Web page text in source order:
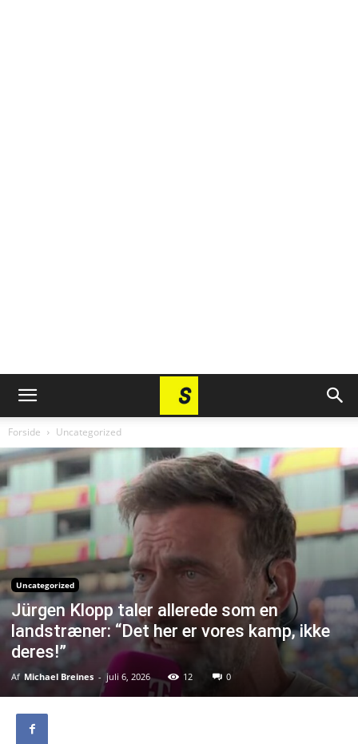
Forside Uncategorized
Uncategorized
Jürgen Klopp taler allerede som en
landstræner: “Det her er vores kamp, ikke
deres!”
Af Michael Breines - juli 6, 2026 12 0